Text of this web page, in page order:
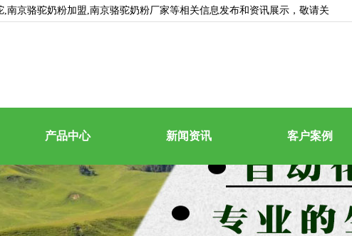
,南京骆驼奶粉加盟,南京骆驼奶粉厂家等相关信息发布和资讯展示，敬请关
产品中心 新闻资讯 客户案例